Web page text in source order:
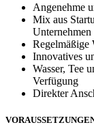
Angenehme
Mix aus
Unternehmen
Regelmäßige
Innovatives
Wasser, Tee
Verfügung
Direkter